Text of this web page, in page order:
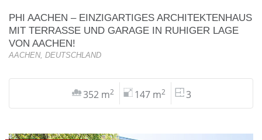
PHI AACHEN – EINZIGARTIGES ARCHITEKTENHAUS
MIT TERRASSE UND GARAGE IN RUHIGER LAGE
VON AACHEN!
AACHEN, DEUTSCHLAND
352 m2 147 m2 3